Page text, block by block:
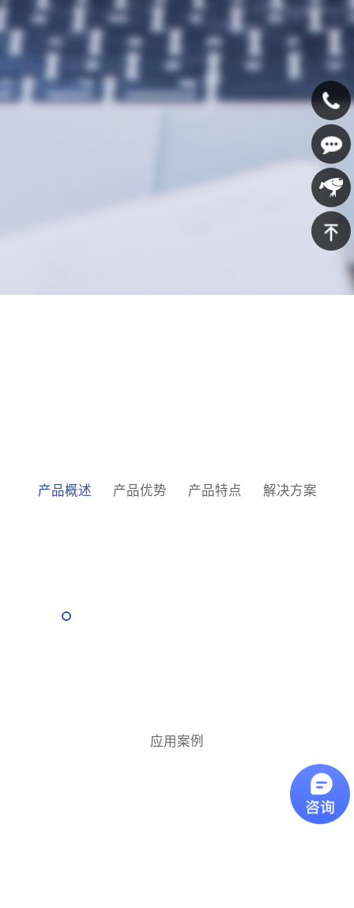
产品概述 产品优势 产品特点 解决方案
应用案例
400-
607-
5688
在线咨
京东商